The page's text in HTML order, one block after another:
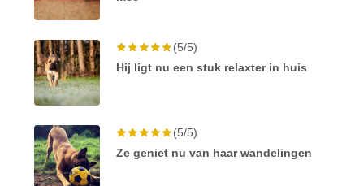
(5/5)
Hij ligt nu een stuk relaxter in huis
(5/5)
Ze geniet nu van haar wandelingen